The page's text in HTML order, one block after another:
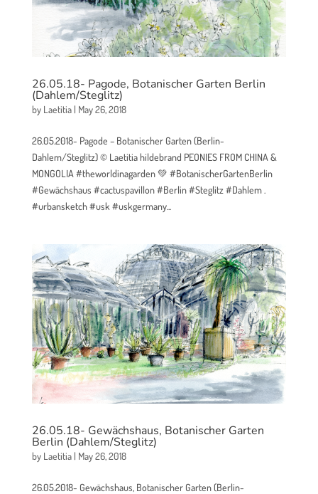
26.05.18- Pagode, Botanischer Garten Berlin
(Dahlem/Steglitz)
by Laetitia| May 26, 2018
26.05.2018- Pagode – Botanischer Garten (Berlin-
Dahlem/Steglitz) © Laetitia hildebrand PEONIES FROM CHINA &
MONGOLIA #theworldinagarden 💚 #BotanischerGartenBerlin
#Gewächshaus #cactuspavillon #Berlin #Steglitz #Dahlem .
#urbansketch #usk #uskgermany...
26.05.18- Gewächshaus, Botanischer Garten
Berlin (Dahlem/Steglitz)
by Laetitia| May 26, 2018
26.05.2018- Gewächshaus, Botanischer Garten (Berlin-